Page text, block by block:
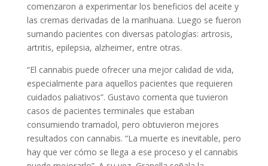
comenzaron a experimentar los beneficios del aceite y
las cremas derivadas de la marihuana. Luego se fueron
sumando pacientes con diversas patologías: artrosis,
artritis, epilepsia, alzheimer, entre otras.
“El cannabis puede ofrecer una mejor calidad de vida,
especialmente para aquellos pacientes que requieren
cuidados paliativos”. Gustavo comenta que tuvieron
casos de pacientes terminales que estaban
consumiendo tramadol, pero obtuvieron mejores
resultados con cannabis. “La muerte es inevitable, pero
hay que ver cómo se llega a ese proceso y el cannabis